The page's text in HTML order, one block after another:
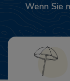
Wenn Sie